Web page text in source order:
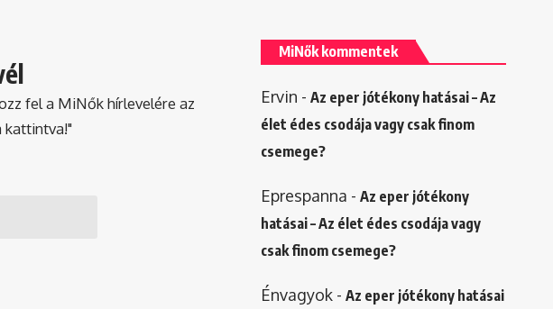
fel a MiNők hírlevelére az
kattintva!"
MiNők kommentek
Ervin - Az eper jótékony hatásai – Az
élet édes csodája vagy csak finom
csemege?
Eprespanna - Az eper jótékony
hatásai – Az élet édes csodája vagy
csak finom csemege?
Énvagyok- Az eper jótékony hatásai